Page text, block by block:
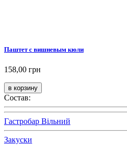
Паштет с вишневым кюли
158,00 грн
Состав:
Гастробар Вільний
Закуски